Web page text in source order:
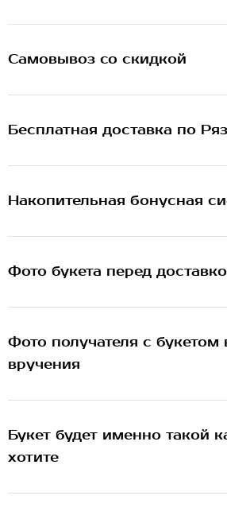
Самовывоз со скидкой
Бесплатная доставка по
Накопительная бонусная
Фото букета перед
Фото получателя с
вручения
Букет будет именно такой
хотите